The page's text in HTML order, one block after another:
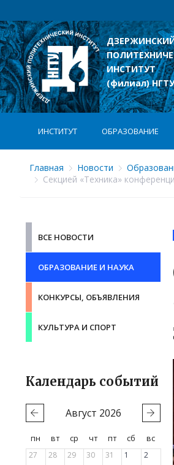
ИНСТИТУТ
(филиал)
ИНСТИТУТ ОБРАЗОВАНИЕ
Главная Новости
Секцией «Техника»
ВСЕ НОВОСТИ
ОБРАЗОВАНИЕ И НАУКА
КОНКУРСЫ, ОБЪЯВЛЕНИЯ
КУЛЬТУРА И СПОРТ
Календарь событий
Август 2026
пн вт ср чт пт сб
вс
27
28 29 30 31 1
2